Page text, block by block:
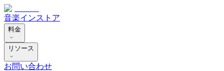
音楽インストア
料金
リソース
お問い合わせ